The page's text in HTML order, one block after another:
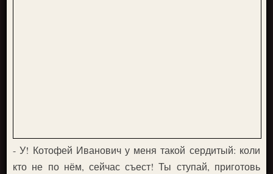
- У! Котофей Иванович у меня такой сердитый: коли
кто не по нём, сейчас съест! Ты ступай, приготовь